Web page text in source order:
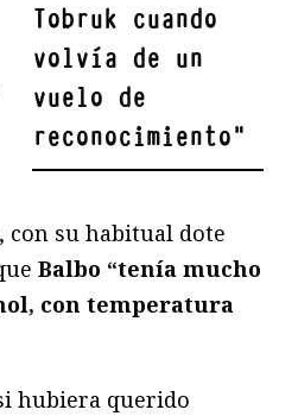
Tobruk cuando
volvía de un
vuelo de
reconocimiento"
con su habitual dote
Balbo “tenía mucho
con temperatura
hubiera querido